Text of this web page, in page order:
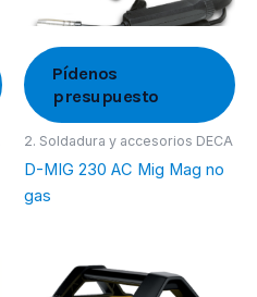
Pídenos
presupuesto
2. Soldadura y accesorios DECA
D-MIG 230 AC Mig Mag no
gas